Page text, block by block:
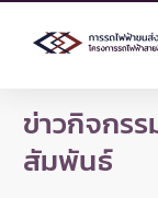
ข่าวกิจกร
สัมพันธ์